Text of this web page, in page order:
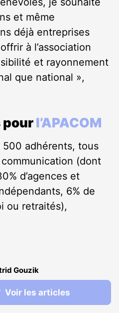
et même
déjà entreprises
à l’association
et rayonnement
que national »,
pourl’APACOM
adhérents, tous
(dont
d’agences et
6% de
ou retraités),
Gouzik
Voir les articles